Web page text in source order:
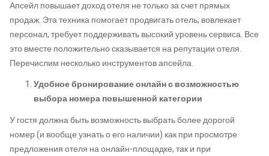
Апсейл повышает доход отеля не только за счет прямых
продаж. Эта техника помогает продвигать отель, вовлекает
персонал, требует поддерживать высокий уровень сервиса. Все
это вместе положительно сказывается на репутации отеля.
Перечислим несколько инструментов апсейла.
Удобное бронирование онлайн с возможностью
выбора номера повышенной категории
У гостя должна быть возможность выбрать более дорогой
номер (и вообще узнать о его наличии) как при просмотре
предложения отеля на онлайн-площадке, так и при